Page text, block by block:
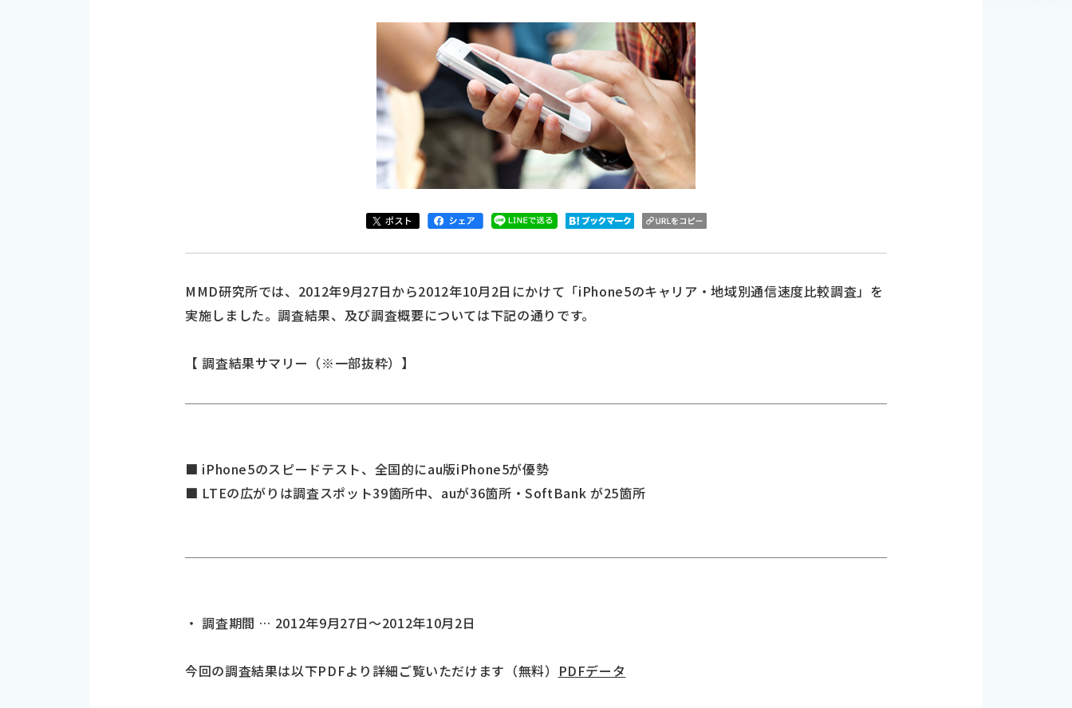
MMD研究所では、2012年9月27日から2012年10月2日にかけて「iPhone5のキャリア・地域別通信速度比較調査」を
実施しました。調査結果、及び調査概要については下記の通りです。
【 調査結果サマリー（※一部抜粋）】
■ iPhone5のスピードテスト、全国的にau版iPhone5が優勢
■ LTEの広がりは調査スポット39箇所中、auが36箇所・SoftBank が25箇所
・ 調査期間 … 2012年9月27日～2012年10月2日
今回の調査結果は以下PDFより詳細ご覧いただけます（無料） PDFデータ